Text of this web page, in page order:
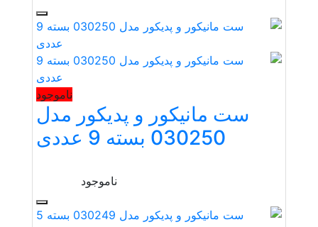
ناموجود
ست مانیکور و پدیکور مدل
030250 بسته 9 عددی
ناموجود